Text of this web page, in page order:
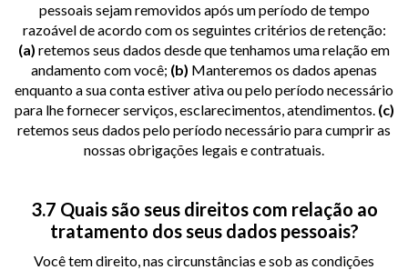
pessoais sejam removidos após um período de tempo
razoável de acordo com os seguintes critérios de retenção:
(a) retemos seus dados desde que tenhamos uma relação em
andamento com você; (b) Manteremos os dados apenas
enquanto a sua conta estiver ativa ou pelo período necessário
para lhe fornecer serviços, esclarecimentos, atendimentos.(c)
retemos seus dados pelo período necessário para cumprir as
nossas obrigações legais e contratuais.
3.7 Quais são seus direitos com relação ao
tratamento dos seus dados pessoais?
Você tem direito, nas circunstâncias e sob as condições